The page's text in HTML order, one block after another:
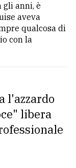
gli anni, è
aveva
qualcosa di
con la
l'azzardo
libera